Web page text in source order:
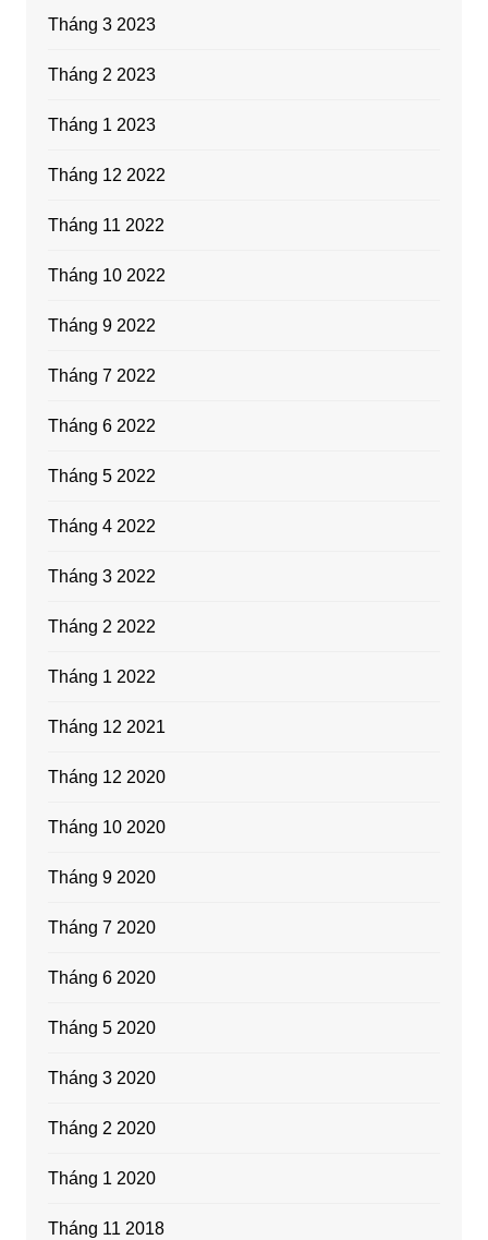
Tháng 3 2023
Tháng 2 2023
Tháng 1 2023
Tháng 12 2022
Tháng 11 2022
Tháng 10 2022
Tháng 9 2022
Tháng 7 2022
Tháng 6 2022
Tháng 5 2022
Tháng 4 2022
Tháng 3 2022
Tháng 2 2022
Tháng 1 2022
Tháng 12 2021
Tháng 12 2020
Tháng 10 2020
Tháng 9 2020
Tháng 7 2020
Tháng 6 2020
Tháng 5 2020
Tháng 3 2020
Tháng 2 2020
Tháng 1 2020
Tháng 11 2018